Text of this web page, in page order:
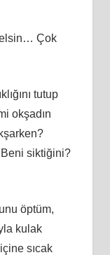
Çok
tutup
okşadın
siktiğini?
öptüm,
kulak
sıcak